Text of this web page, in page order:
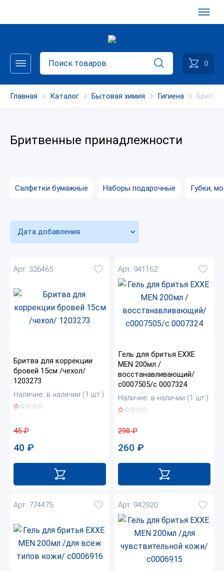
0
Главная Каталог Бытовая химия Гигиена
Бритвенные принадлежности
Салфетки бумажные Наборы подарочные Губки,
Дата добавления
Арт. 326465
Бритва для коррекции
бровей 15см /чехол/
1203273
Наличие: в наличии (1 шт.)
45₽
40 ₽
Арт. 941162
Гель для бритья EXXE
MEN 200мл /
восстанавливающий/
с0007505/с 0007324
Наличие: в наличии (1 шт.)
298₽
260 ₽
Арт. 774475 Арт. 942920